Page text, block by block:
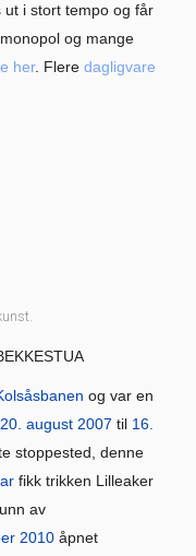
ut i stort tempo og får
og mange
her. Flere dagligvare
og var en
20. august 2007 til 16.
stoppested, denne
fikk trikken Lilleaker
av
2010 åpnet